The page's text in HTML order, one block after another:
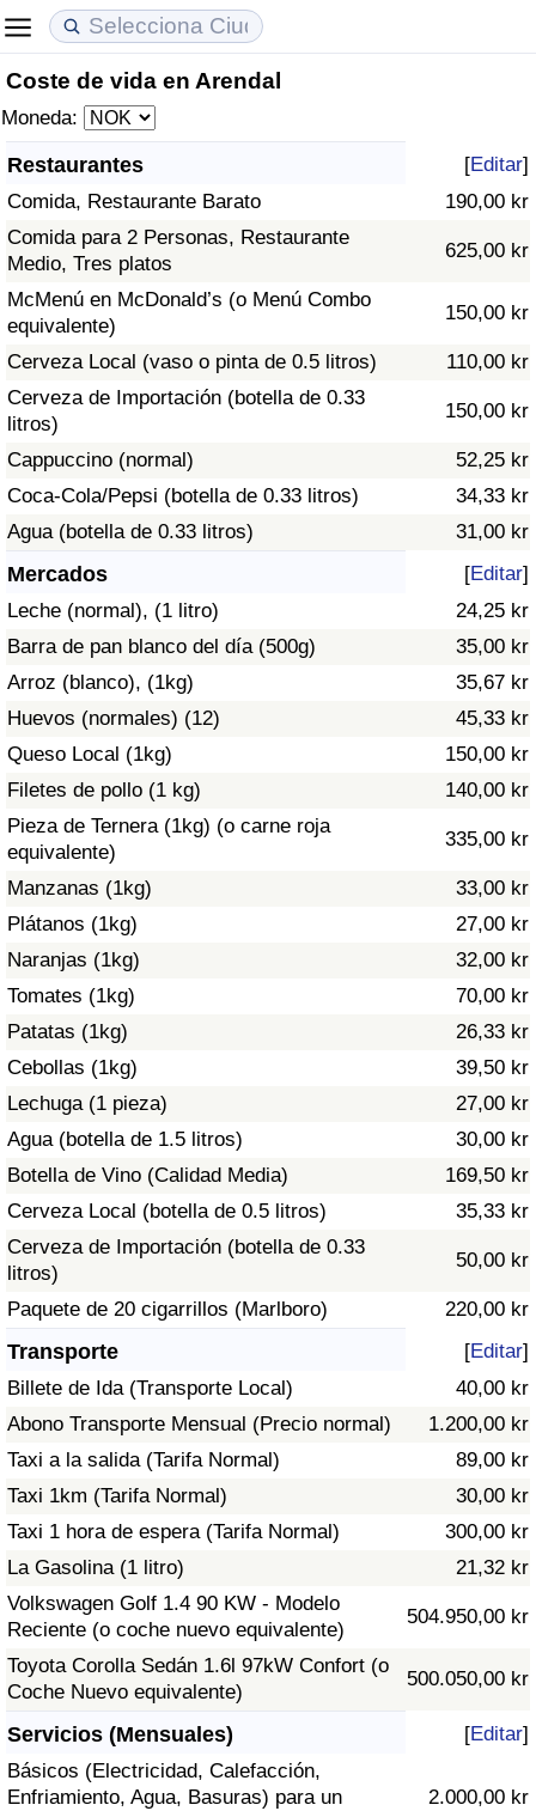
Coste de vida en Arendal
Moneda:
Restaurantes [Editar]
Comida, Restaurante Barato
190,00 kr
Comida para 2 Personas, Restaurante
Medio, Tres platos
625,00 kr
McMenú en McDonald’s (o Menú Combo
equivalente)
150,00 kr
Cerveza Local (vaso o pinta de 0.5 litros)
110,00 kr
Cerveza de Importación (botella de 0.33
litros)
150,00 kr
Cappuccino (normal)
52,25 kr
Coca-Cola/Pepsi (botella de 0.33 litros)
34,33 kr
Agua (botella de 0.33 litros)
31,00 kr
Mercados [Editar]
Leche (normal), (1 litro)
24,25 kr
Barra de pan blanco del día (500g)
35,00 kr
Arroz (blanco), (1kg)
35,67 kr
Huevos (normales) (12)
45,33 kr
Queso Local (1kg)
150,00 kr
Filetes de pollo (1 kg)
140,00 kr
Pieza de Ternera (1kg) (o carne roja
equivalente)
335,00 kr
Manzanas (1kg)
33,00 kr
Plátanos (1kg)
27,00 kr
Naranjas (1kg)
32,00 kr
Tomates (1kg)
70,00 kr
Patatas (1kg)
26,33 kr
Cebollas (1kg)
39,50 kr
Lechuga (1 pieza)
27,00 kr
Agua (botella de 1.5 litros)
30,00 kr
Botella de Vino (Calidad Media)
169,50 kr
Cerveza Local (botella de 0.5 litros)
35,33 kr
Cerveza de Importación (botella de 0.33
litros)
50,00 kr
Paquete de 20 cigarrillos (Marlboro) 220,00 kr
Transporte [Editar]
Billete de Ida (Transporte Local)
40,00 kr
Abono Transporte Mensual (Precio normal)
1.200,00 kr
Taxi a la salida (Tarifa Normal)
89,00 kr
Taxi 1km (Tarifa Normal)
30,00 kr
Taxi 1 hora de espera (Tarifa Normal)
300,00 kr
La Gasolina (1 litro)
21,32 kr
Volkswagen Golf 1.4 90 KW - Modelo
Reciente (o coche nuevo equivalente)
504.950,00 kr
Toyota Corolla Sedán 1.6l 97kW Confort (o
Coche Nuevo equivalente)
500.050,00 kr
Servicios (Mensuales) [Editar]
Básicos (Electricidad, Calefacción,
Enfriamiento, Agua, Basuras) para un
2.000,00 kr
Coste de vida
Índice de Costo de Vida
Índice de costo de vida por país
en aqaba
Precios de las propiedades
Índice de Precios de Inmuebles
Índice de Precios de Inmuebles por País
Calidad de Vida
Índice de Calidad de Vida (Actual)
Índice de calidad de vida por país
Delincuencia
Calificación del Índice de Criminalidad
(Actual)
Índice de Criminalidad
Índice de criminalidad por país
Sanidad
Índice de Sanidad
Índice de Sanidad por País
Contaminación
Índice de Contaminación (Actual)
Índice de contaminación
Índice de Contaminación por País
Tráfico
Índice de Tráfico
Índice de Tráfico (Actual)
Índice de Tráfico por País